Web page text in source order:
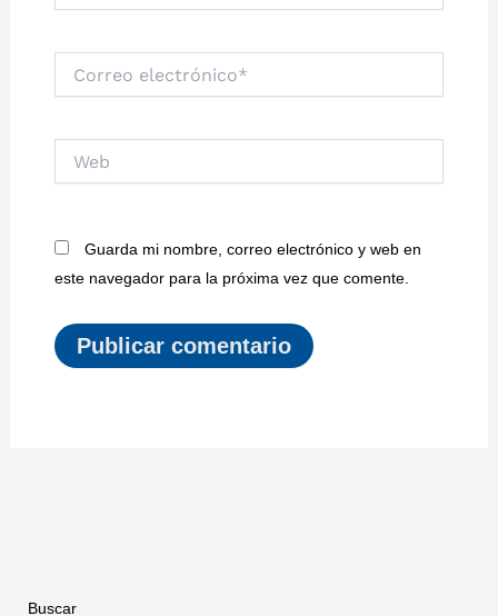
electrónico*
Guarda mi nombre, correo electrónico y web en
este navegador para la próxima vez que comente.
Buscar